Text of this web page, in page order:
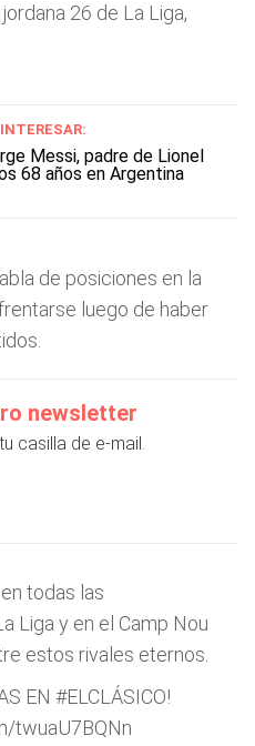
26 de La Liga,
Messi, padre de Lionel
68 años en Argentina
de posiciones en la
luego de haber
newsletter
casilla de e-mail.
todas las
Liga y en el Camp Nou
estos rivales eternos.
EN #ELCLÁSICO!
twuaU7BQNn